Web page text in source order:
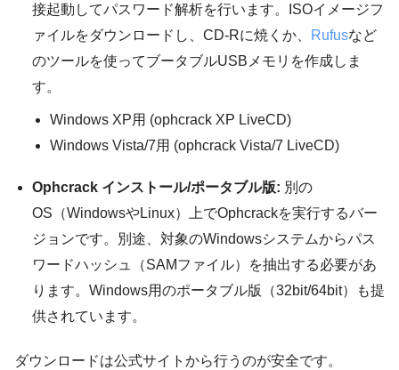
接起動してパスワード解析を行います。ISOイメージフ
ァイルをダウンロードし、CD-Rに焼くか、
Rufusなど
のツールを使ってブータブルUSBメモリを作成しま
す。
Windows XP用 (ophcrack XP LiveCD)
Windows Vista/7用 (ophcrack Vista/7 LiveCD)
Ophcrack インストール/ポータブル版: 別の
OS（WindowsやLinux）上でOphcrackを実行するバー
ジョンです。別途、対象のWindowsシステムからパス
ワードハッシュ（SAMファイル）を抽出する必要があ
ります。Windows用のポータブル版（32bit/64bit）も提
供されています。
ダウンロードは公式サイトから行うのが安全です。